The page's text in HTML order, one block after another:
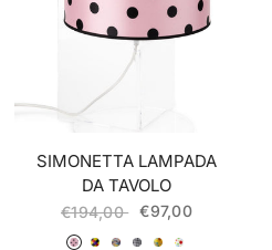
SIMONETTA LAMPADA
DA TAVOLO
€194,00 €97,00
036 Rosa Pois Nero037 Arlecchino
038 Fumetti
039 Rombi Bianco/Nero
040 Giallo Fiori041 Bianco Pois Multicolor